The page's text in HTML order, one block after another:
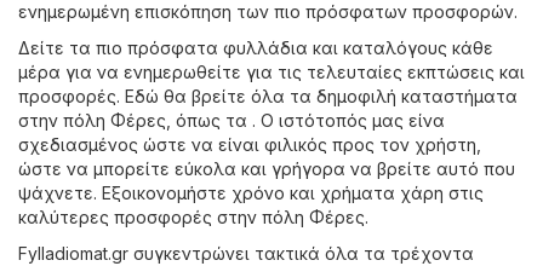
ενημερωμένη επισκόπηση των πιο πρόσφατων προσφορών.
Δείτε τα πιο πρόσφατα φυλλάδια και καταλόγους κάθε
μέρα για να ενημερωθείτε για τις τελευταίες εκπτώσεις και
προσφορές. Εδώ θα βρείτε όλα τα δημοφιλή καταστήματα
στην πόλη Φέρες, όπως τα . Ο ιστότοπός μας είνα
σχεδιασμένος ώστε να είναι φιλικός προς τον χρήστη,
ώστε να μπορείτε εύκολα και γρήγορα να βρείτε αυτό που
ψάχνετε. Εξοικονομήστε χρόνο και χρήματα χάρη στις
καλύτερες προσφορές στην πόλη Φέρες.
Fylladiomat.gr συγκεντρώνει τακτικά όλα τα τρέχοντα